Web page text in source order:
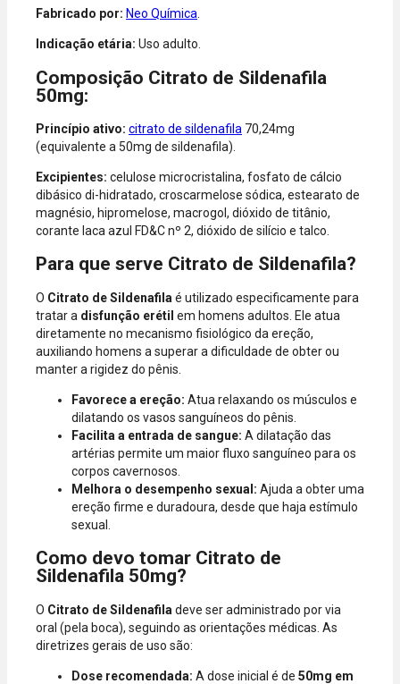
Express, Elo e
Fabricado por: Neo Química
Indicação etária: Uso adulto.
Composição Citrato de Sildenafila
50mg:
Princípio ativo: citrato de sildenafila 70,24mg
(equivalente a 50mg de sildenafila).
Excipientes: celulose microcristalina, fosfato de cálcio
dibásico di-hidratado, croscarmelose sódica, estearato de
magnésio, hipromelose, macrogol, dióxido de titânio,
corante laca azul FD&C nº 2, dióxido de silício e talco.
Para que serve Citrato de Sildenafila?
O Citrato de Sildenafila é utilizado especificamente para
tratar a disfunção erétil em homens adultos. Ele atua
diretamente no mecanismo fisiológico da ereção,
auxiliando homens a superar a dificuldade de obter ou
manter a rigidez do pênis.
Favorece a ereção: Atua relaxando os músculos e
dilatando os vasos sanguíneos do pênis.
Facilita a entrada de sangue: A dilatação das
artérias permite um maior fluxo sanguíneo para os
corpos cavernosos.
Melhora o desempenho sexual: Ajuda a obter uma
ereção firme e duradoura, desde que haja estímulo
sexual.
Como devo tomar Citrato de
Sildenafila 50mg?
O Citrato de Sildenafila deve ser administrado por via
oral (pela boca), seguindo as orientações médicas. As
diretrizes gerais de uso são:
Dose recomendada: A dose inicial é de 50mg em